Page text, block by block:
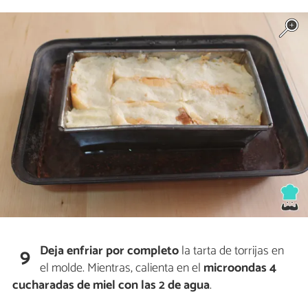
9 Deja enfriar por completola tarta de torrijas en
el molde. Mientras, calienta en el microondas 4
cucharadas de miel con las 2 de agua.